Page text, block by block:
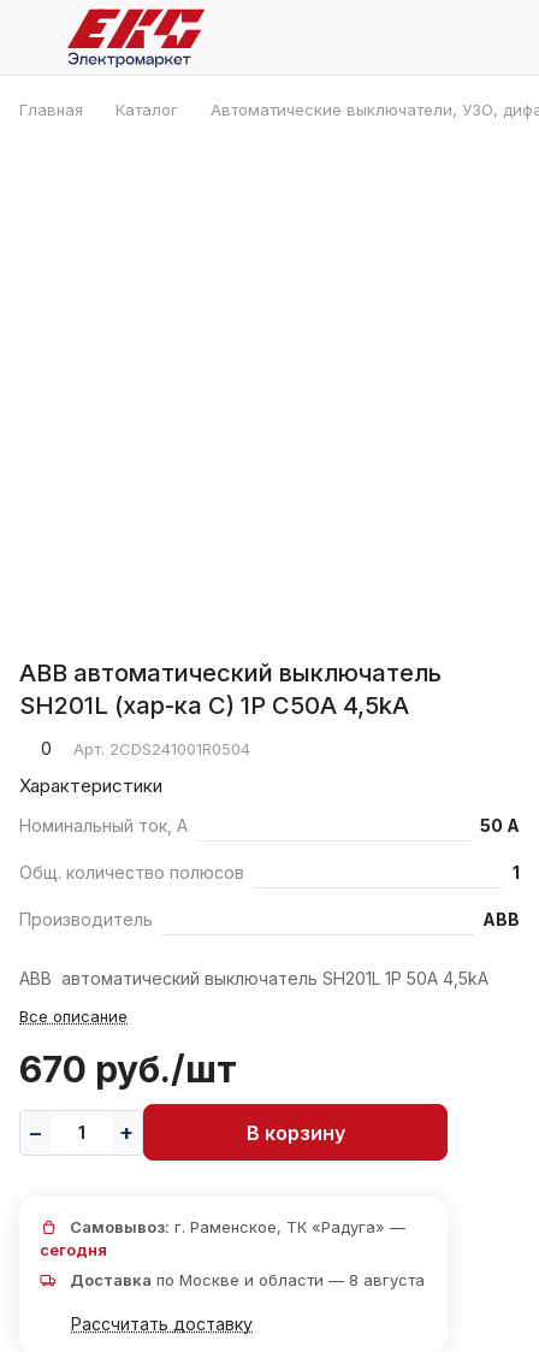
Главная Каталог Автоматические выключатели, УЗО,
ABB автоматический выключатель
SH201L (хар-ка C) 1P С50А 4,5kA
0 Арт. 2CDS241001R0504
Характеристики
Номинальный ток, А 50 А
Общ. количество полюсов 1
Производитель ABB
ABB автоматический выключатель SH201L 1P 50А 4,5kA
Все описание
670 руб./шт
В корзину
Самовывоз: г. Раменское, ТК «Радуга» —
сегодня
Доставка по Москве и области — 8 августа
Рассчитать доставку